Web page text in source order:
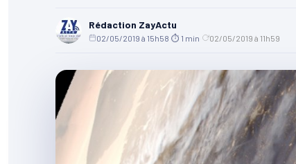
Rédaction ZayActu
02/05/2019 à 15h58 ⏱ 1 min 02/05/2019 à 11h59